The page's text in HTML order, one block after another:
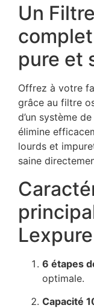
Un
pure et
Offrez à votre
grâce au filtre
d’un système
élimine
lourds et
saine
Lexpure
6 étapes
optimale.
Capacité